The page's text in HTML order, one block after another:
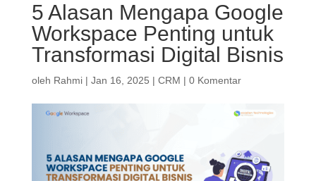
5 Alasan Mengapa Google
Workspace Penting untuk
Transformasi Digital Bisnis
oleh Rahmi| Jan 16, 2025 | CRM | 0 Komentar